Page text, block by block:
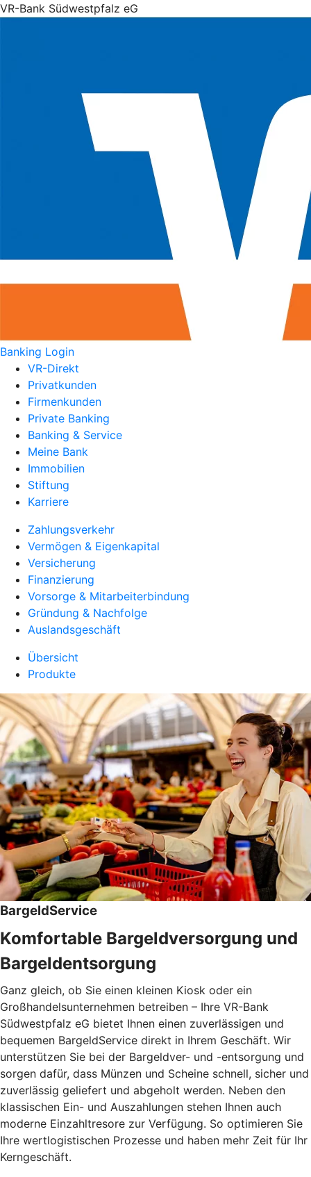
VR-Bank Südwestpfalz eG
Banking Login
VR-Direkt
Privatkunden
Firmenkunden
Private Banking
Banking & Service
Meine Bank
Immobilien
Stiftung
Karriere
Zahlungsverkehr
Vermögen & Eigenkapital
Versicherung
Finanzierung
Vorsorge & Mitarbeiterbindung
Gründung & Nachfolge
Auslandsgeschäft
Übersicht
Produkte
BargeldService
Komfortable Bargeldversorgung und
Bargeldentsorgung
Ganz gleich, ob Sie einen kleinen Kiosk oder ein
Großhandelsunternehmen betreiben – Ihre VR-Bank
Südwestpfalz eG bietet Ihnen einen zuverlässigen und
bequemen BargeldService direkt in Ihrem Geschäft. Wir
unterstützen Sie bei der Bargeldver- und -entsorgung und
sorgen dafür, dass Münzen und Scheine schnell, sicher und
zuverlässig geliefert und abgeholt werden. Neben den
klassischen Ein- und Auszahlungen stehen Ihnen auch
moderne Einzahltresore zur Verfügung. So optimieren Sie
Ihre wertlogistischen Prozesse und haben mehr Zeit für Ihr
Kerngeschäft.